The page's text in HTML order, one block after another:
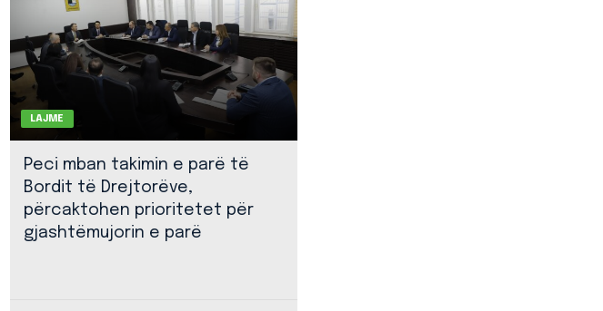
LAJME
Peci mban takimin e parë të
Bordit të Drejtorëve,
përcaktohen prioritetet për
gjashtëmujorin e parë